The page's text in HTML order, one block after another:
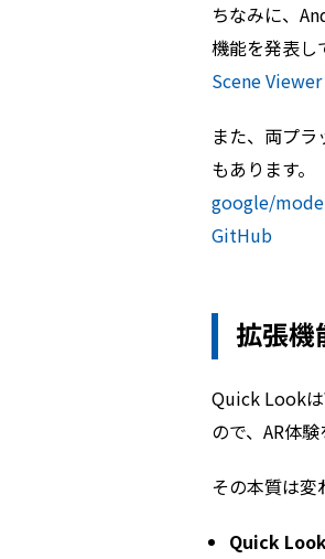
ちなみに、
機能を発表し
Scene
また、両プ
もあります。
google/
GitHub
拡張機
Quick Lookは
ので、AR体
その本質は変
Quick